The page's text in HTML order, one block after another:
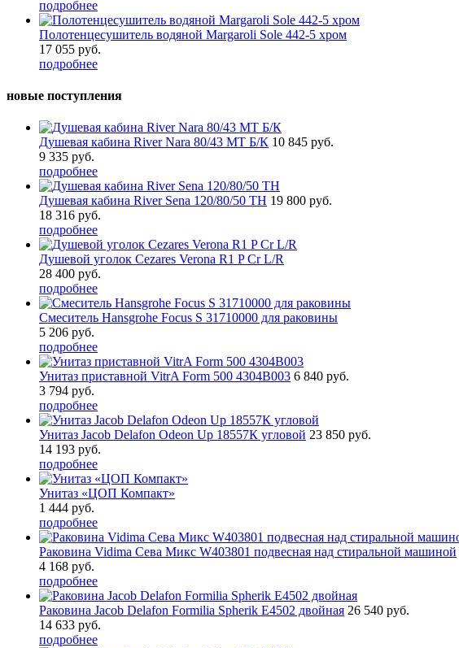
подробнее
Полотенцесушитель водяной Margaroli Sole 442-5 хром
17 055 руб.
подробнее
новые поступления
Душевая кабина River Nara 80/43 MT Б/К 10 845 руб.
9 335 руб.
подробнее
Душевая кабина River Sena 120/80/50 TH 19 800 руб.
18 316 руб.
подробнее
Душевой уголок Cezares Verona R1 P Cr L/R
28 400 руб.
подробнее
Смеситель Hansgrohe Focus S 31710000 для раковины
5 206 руб.
подробнее
Унитаз приставной VitrA Form 500 4304B003 6 840 руб.
3 794 руб.
подробнее
Унитаз Jacob Delafon Odeon Up 18557К угловой 23 850 руб.
14 193 руб.
подробнее
Унитаз «ЦОП Компакт»
1 444 руб.
подробнее
Раковина Vidima Сева Микс W403801 подвесная над стиральной машиной
4 168 руб.
подробнее
Раковина Jacob Delafon Formilia Spherik E4502 двойная 26 540 руб.
14 633 руб.
подробнее